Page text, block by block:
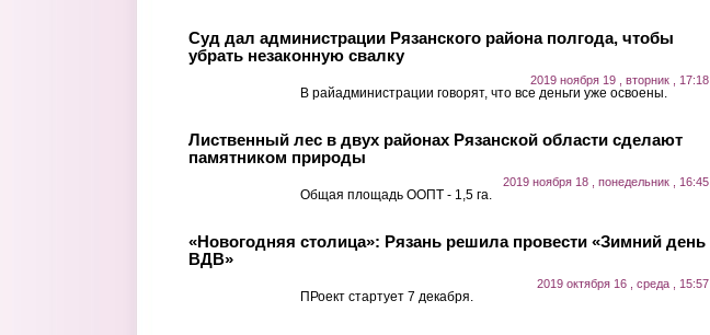
Суд дал администрации Рязанского района полгода, чтобы
убрать незаконную свалку
2019 ноября 19 , вторник , 17:18
В райадминистрации говорят, что все деньги уже освоены.
Лиственный лес в двух районах Рязанской области сделают
памятником природы
2019 ноября 18 , понедельник , 16:45
Общая площадь ООПТ - 1,5 га.
«Новогодняя столица»: Рязань решила провести «Зимний день
ВДВ»
2019 октября 16 , среда , 15:57
ПРоект стартует 7 декабря.